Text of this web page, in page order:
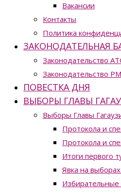
Вакансии
Контакты
Политика
ЗАКОНОДАТЕЛЬНАЯ
Законодательство
Законодательство РМ
ПОВЕСТКА ДНЯ
ВЫБОРЫ ГЛАВЫ
Выборы Главы
Протокола и
Протокола и
Итоги первого
Явка на
Избирательные